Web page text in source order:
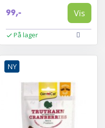
99,- Vis
På lager
NY